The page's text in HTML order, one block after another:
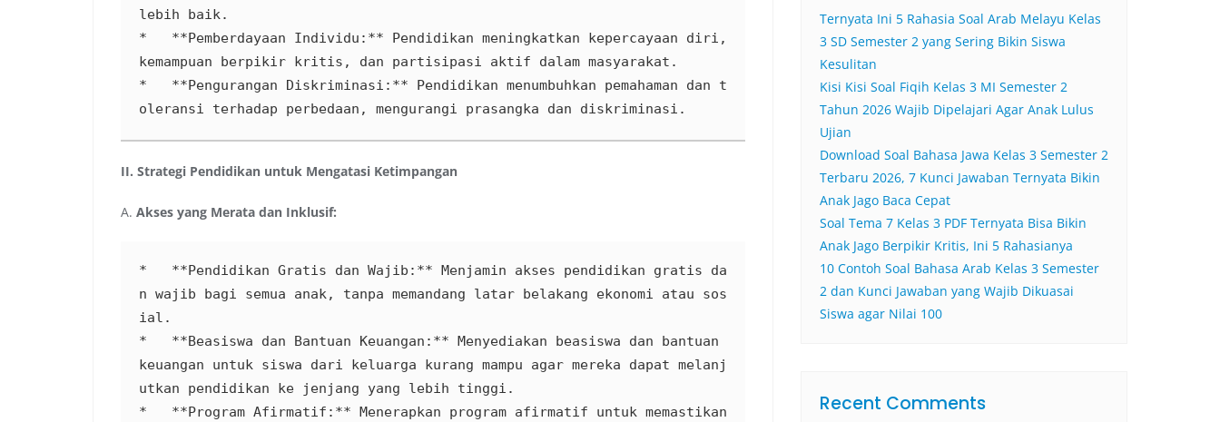
lebih baik.
*   **Pemberdayaan Individu:** Pendidikan meningkatkan kepercayaan diri,
kemampuan berpikir kritis, dan partisipasi aktif dalam masyarakat.
*   **Pengurangan Diskriminasi:** Pendidikan menumbuhkan pemahaman dan t
oleransi terhadap perbedaan, mengurangi prasangka dan diskriminasi.
II. Strategi Pendidikan untuk Mengatasi Ketimpangan
A. Akses yang Merata dan Inklusif:
*   **Pendidikan Gratis dan Wajib:** Menjamin akses pendidikan gratis da
n wajib bagi semua anak, tanpa memandang latar belakang ekonomi atau sos
ial.
*   **Beasiswa dan Bantuan Keuangan:** Menyediakan beasiswa dan bantuan
keuangan untuk siswa dari keluarga kurang mampu agar mereka dapat melanj
utkan pendidikan ke jenjang yang lebih tinggi.
*   **Program Afirmatif:** Menerapkan program afirmatif untuk memastikan
Ternyata Ini 5 Rahasia Soal Arab Melayu Kelas
3 SD Semester 2 yang Sering Bikin Siswa
Kesulitan
Kisi Kisi Soal Fiqih Kelas 3 MI Semester 2
Tahun 2026 Wajib Dipelajari Agar Anak Lulus
Ujian
Download Soal Bahasa Jawa Kelas 3 Semester 2
Terbaru 2026, 7 Kunci Jawaban Ternyata Bikin
Anak Jago Baca Cepat
Soal Tema 7 Kelas 3 PDF Ternyata Bisa Bikin
Anak Jago Berpikir Kritis, Ini 5 Rahasianya
10 Contoh Soal Bahasa Arab Kelas 3 Semester
2 dan Kunci Jawaban yang Wajib Dikuasai
Siswa agar Nilai 100
Recent Comments